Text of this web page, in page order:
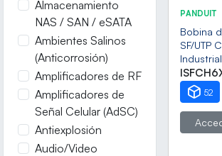
Almacenamiento
NAS / SAN / eSATA
Ambientes Salinos
(Anticorrosión)
Amplificadores de RF
Amplificadores de
Señal Celular (AdSC)
Antiexplosión
Audio/Video
PANDUIT
Bobina
SF/UTP
al Aceite
Multifilar
Color
Bobina
(1000
52